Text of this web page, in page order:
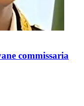
commissaria